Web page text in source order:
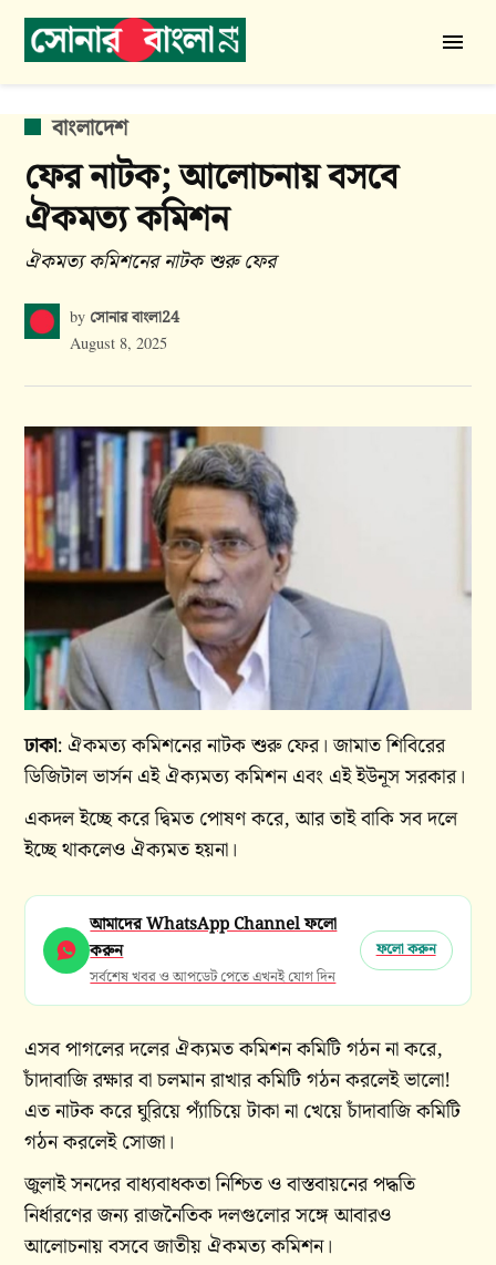
Skip
বাংলা
24
POSTED
বাংলাদেশ
ফের নাটক; আলোচনায় বসবে
ঐকমত্য কমিশন
ঐকমত্য কমিশনের নাটক শুরু ফের
by সোনার বাংলা24
August 8, 2025
ঢাকা: ঐকমত্য কমিশনের নাটক শুরু ফের। জামাত শিবিরের
ডিজিটাল ভার্সন এই ঐক্যমত্য কমিশন এবং এই ইউনূস সরকার।
একদল ইচ্ছে করে দ্বিমত পোষণ করে, আর তাই বাকি সব দলে
ইচ্ছে থাকলেও ঐক্যমত হয়না।
আমাদের WhatsApp Channel ফলো
করুন
সর্বশেষ খবর ও আপডেট পেতে এখনই যোগ দিন
ফলো করুন
এসব পাগলের দলের ঐক্যমত কমিশন কমিটি গঠন না করে,
চাঁদাবাজি রক্ষার বা চলমান রাখার কমিটি গঠন করলেই ভালো!
এত নাটক করে ঘুরিয়ে প্যাঁচিয়ে টাকা না খেয়ে চাঁদাবাজি কমিটি
গঠন করলেই সোজা।
জুলাই সনদের বাধ্যবাধকতা নিশ্চিত ও বাস্তবায়নের পদ্ধতি
নির্ধারণের জন্য রাজনৈতিক দলগুলোর সঙ্গে আবারও
আলোচনায় বসবে জাতীয় ঐকমত্য কমিশন।